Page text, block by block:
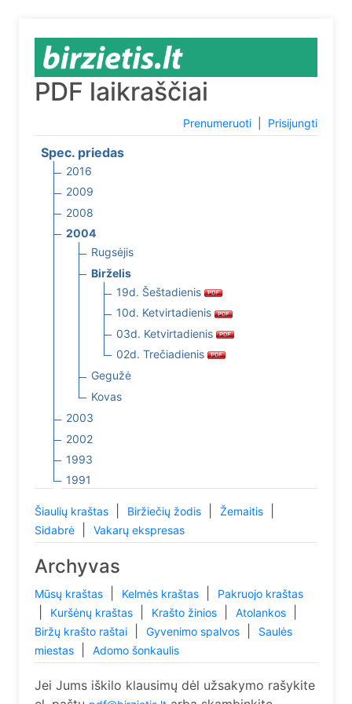
PDF laikraščiai
Prenumeruoti Prisijungti
Spec. priedas
2016
2009
2008
2004
Rugsėjis
Birželis
19d. Šeštadienis
10d. Ketvirtadienis
03d. Ketvirtadienis
02d. Trečiadienis
Gegužė
Kovas
2003
2002
1993
1991
Šiaulių kraštas Biržiečių žodis Žemaitis
Sidabrė Vakarų ekspresas
Archyvas
Mūsų kraštas Kelmės kraštas Pakruojo kraštas
Kuršėnų kraštas Krašto žinios Atolankos
Biržų krašto raštai Gyvenimo spalvos
Saulės
miestas
Adomo šonkaulis
Jei Jums iškilo klausimų dėl užsakymo rašykite